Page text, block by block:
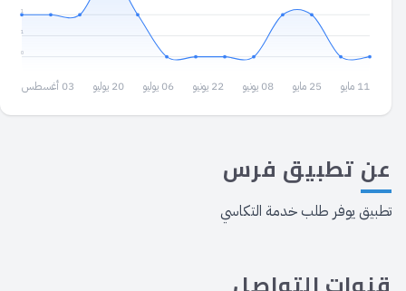
عن تطبيق فرس
تطبيق يوفر طلب خدمة التكاسي
0
1
1
11 مايو 25 مايو 08 يونيو 22 يونيو 06 يوليو 20 يوليو 03 أغسطس